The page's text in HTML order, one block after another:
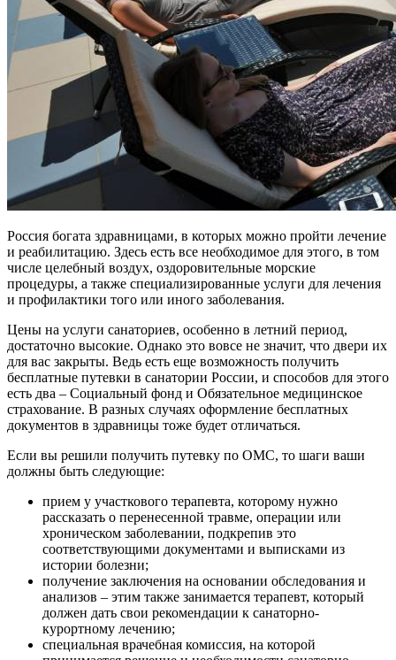
Россия богата здравницами, в которых можно пройти лечение
и реабилитацию. Здесь есть все необходимое для этого, в том
числе целебный воздух, оздоровительные морские
процедуры, а также специализированные услуги для лечения
и профилактики того или иного заболевания.
Цены на услуги санаториев, особенно в летний период,
достаточно высокие. Однако это вовсе не значит, что двери их
для вас закрыты. Ведь есть еще возможность получить
бесплатные путевки в санатории России, и способов для этого
есть два – Социальный фонд и Обязательное медицинское
страхование. В разных случаях оформление бесплатных
документов в здравницы тоже будет отличаться.
Если вы решили получить путевку по ОМС, то шаги ваши
должны быть следующие:
прием у участкового терапевта, которому нужно
рассказать о перенесенной травме, операции или
хроническом заболевании, подкрепив это
соответствующими документами и выписками из
истории болезни;
получение заключения на основании обследования и
анализов – этим также занимается терапевт, который
должен дать свои рекомендации к санаторно-
курортному лечению;
специальная врачебная комиссия, на которой